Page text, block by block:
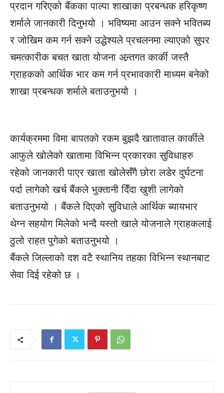
प्रदान गरिएको बैंकका पाल्पा शाखाका प्रबन्धक हरिकृष्ण
शर्माले जानकारी दिनुभयो । भविष्यमा आउन सक्ने भवितब्य
र जोखिम कम गर्न सक्ने उद्धेश्यले प्रचलनमा ल्याएको सुपर
चमत्कारीक बचत खाता योजना अन्र्तगत कार्की जस्तै
ग्राहकको आर्थिक भार कम गर्न प्रभावकारी माध्यम बनेको
शाखा प्रबन्धक शर्माले बताउनुभयो ।
कार्यक्रममा विमा बापतको रकम बुझदै खातावाल कार्कीले
आफुले खोलेको खातामा विभिन्न प्रकारका सुविधाहरु
रहेको जानकारी पाएर खाता खोलेसँगै छोरा लडेर दुर्घटना
पर्दा लागेको खर्च बैंकले भुक्तानी दिँदा खुशी लागेको
बताउनुभयो । बैंकले दिएको सुविधाले आर्थिक ब्यायभार
थेग्न सहयोग मिलेको भन्दै यस्तो खाले योजनाले ग्राहकलाई
ठुलो राहत पुगेको बताउनुभयो ।
बैंकले जिल्लाको दश वटै स्थानिय तहका विभिन्न स्थानबाट
सेवा दिई रहेको छ ।